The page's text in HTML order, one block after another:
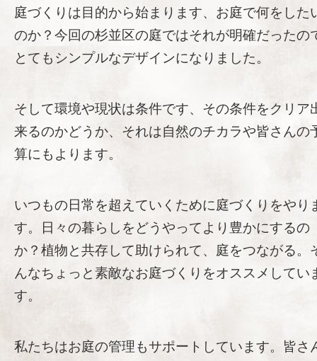
庭づくりは目的から始まります、お庭で何をした
のか？今回の杉並区の庭ではそれが明確だったの
とてもシンプルなデザインになりました。
そして環境や現状は条件です、その条件をクリア
来るのかどうか、それは自然のチカラや皆さんの
算にもよります。
いつもの日常を超えていくために庭づくりをやり
す。日々の暮らしをどうやってより豊かにするの
か？植物と共存して助けられて、庭をつながる。
んなちょっと素敵なお庭づくりをオススメしてい
す。
私たちはお庭の管理もサポートしています。皆さ